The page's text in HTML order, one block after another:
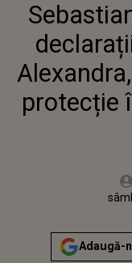
protecție
vineri, 1 octombrie
Adaugă-